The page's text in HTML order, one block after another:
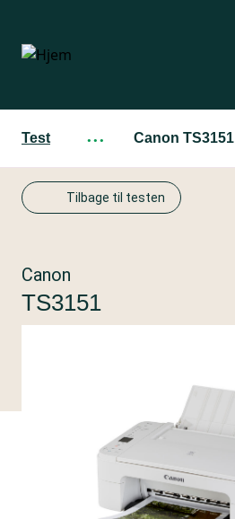
hovedindhold
Test ··· Canon TS3151
Tilbage til testen
Canon
TS3151